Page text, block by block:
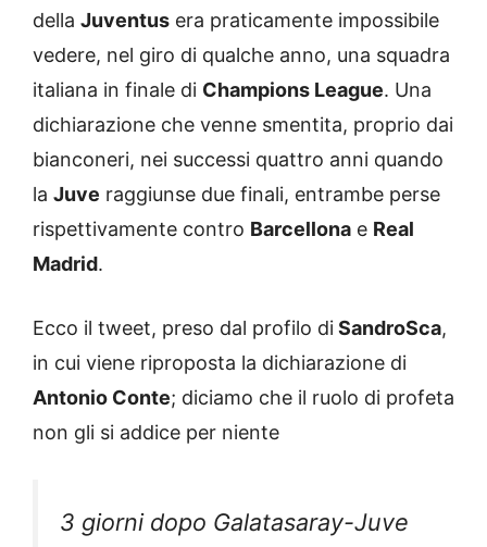
della Juventus era praticamente impossibile
vedere, nel giro di qualche anno, una squadra
italiana in finale di Champions League. Una
dichiarazione che venne smentita, proprio dai
bianconeri, nei successi quattro anni quando
la Juve raggiunse due finali, entrambe perse
rispettivamente contro Barcellona e Real
Madrid.
Ecco il tweet, preso dal profilo diSandroSca,
in cui viene riproposta la dichiarazione di
Antonio Conte; diciamo che il ruolo di profeta
non gli si addice per niente
3 giorni dopo Galatasaray-Juve